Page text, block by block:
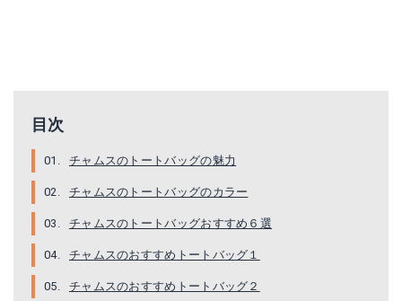
目次
チャムスのトートバッグの魅力
チャムスのトートバッグのカラー
チャムスのトートバッグおすすめ６選
チャムスのおすすめトートバッグ１
チャムスのおすすめトートバッグ２